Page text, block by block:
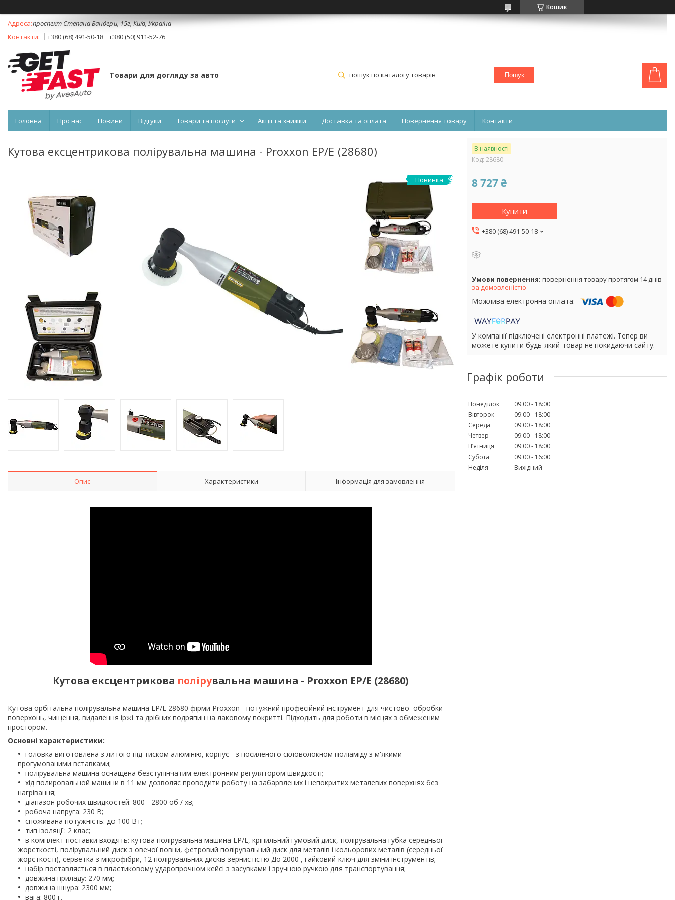
Кошик
проспект Степана Бандери, 15г, Київ, Україна
+380 (68) 491-50-18
+380 (50) 911-52-76
Товари для догляду за авто Пошук
Головна Про нас Новини Відгуки Товари та послуги Акції та знижки Доставка та оплата Повернення товару Контакти
Кутова ексцентрикова полірувальна машина - Proxxon EP/E (28680)
Новинка
Опис Характеристики Інформація для замовлення
Кутова ексцентрикова полірувальна машина - Proxxon EP/E (28680)
Кутова орбітальна полірувальна машина EP/E 28680 фірми Proxxon - потужний професійний інструмент для чистової обробки
поверхонь, чищення, видалення іржі та дрібних подряпин на лаковому покритті. Підходить для роботи в місцях з обмеженим
простором.
Основні характеристики:
головка виготовлена з литого під тиском алюмінію, корпус - з посиленого скловолокном поліаміду з м'якими
прогумованими вставками;
полірувальна машина оснащена безступінчатим електронним регулятором швидкості;
хід полировальной машини в 11 мм дозволяє проводити роботу на забарвлених і непокритих металевих поверхнях без
нагрівання;
діапазон робочих швидкостей: 800 - 2800 об / хв;
робоча напруга: 230 В;
споживана потужність: до 100 Вт;
тип ізоляції: 2 клас;
в комплект поставки входять: кутова полірувальна машина EP/E, кріпильний гумовий диск, полірувальна губка середньої
жорсткості, полірувальний диск з овечої вовни, фетровий полірувальний диск для металів і кольорових металів (середньої
жорсткості), серветка з мікрофібри, 12 полірувальних дисків зернистістю До 2000 , гайковий ключ для зміни інструментів;
набір поставляється в пластиковому ударопрочном кейсі з засувками і зручною ручкою для транспортування;
довжина приладу: 270 мм;
довжина шнура: 2300 мм;
вага: 800 г.
В наявності
Код: 28680
8 727 ₴
Купити
+380 (68) 491-50-18
повернення товару протягом 14 днів
за домовленістю
У компанії підключені електронні платежі. Тепер ви
можете купити будь-який товар не покидаючи сайту.
Графік роботи
Понеділок 09:00
18:00
Вівторок
09:00
18:00
Середа
09:00
18:00
Четвер
09:00
18:00
Пʼятниця
09:00
18:00
Субота
09:00
16:00
Неділя
Вихідний